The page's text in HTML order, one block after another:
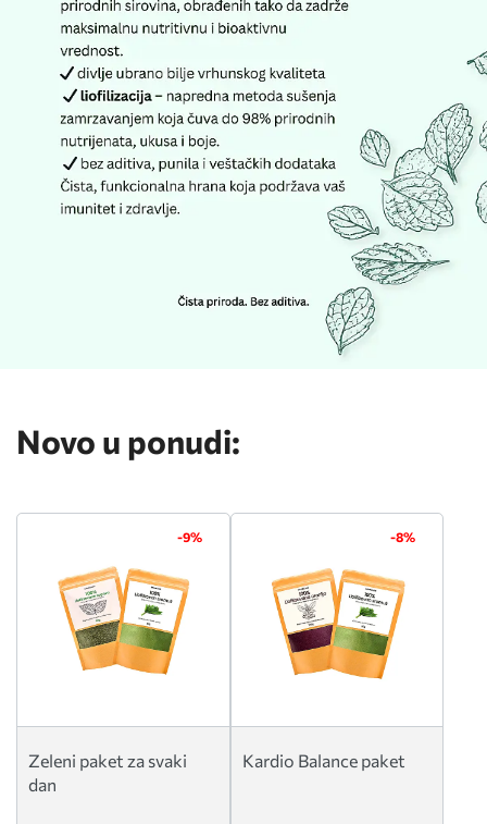
Novo u ponudi:
-9%
Zeleni paket za svaki
dan
-8%
Kardio Balance paket